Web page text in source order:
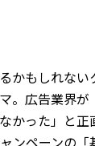
かもしれな
。広告業界
かった」と
ンペーンの「